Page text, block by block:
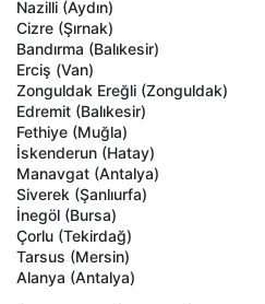
Nazilli (Aydın)
Cizre (Şırnak)
Bandırma (Balıkesir)
Erciş (Van)
Zonguldak Ereğli (Zonguldak)
Edremit (Balıkesir)
Fethiye (Muğla)
İskenderun (Hatay)
Manavgat (Antalya)
Siverek (Şanlıurfa)
İnegöl (Bursa)
Çorlu (Tekirdağ)
Tarsus (Mersin)
Alanya (Antalya)